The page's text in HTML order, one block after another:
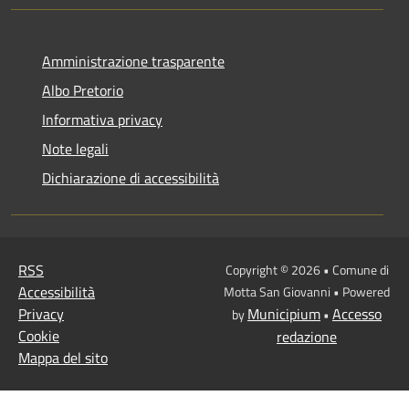
Amministrazione trasparente
Albo Pretorio
Informativa privacy
Note legali
Dichiarazione di accessibilità
RSS
Accessibilità
Privacy
Cookie
Mappa del sito
Copyright © 2026 • Comune di
Motta San Giovanni • Powered
byMunicipium• Accesso
redazione